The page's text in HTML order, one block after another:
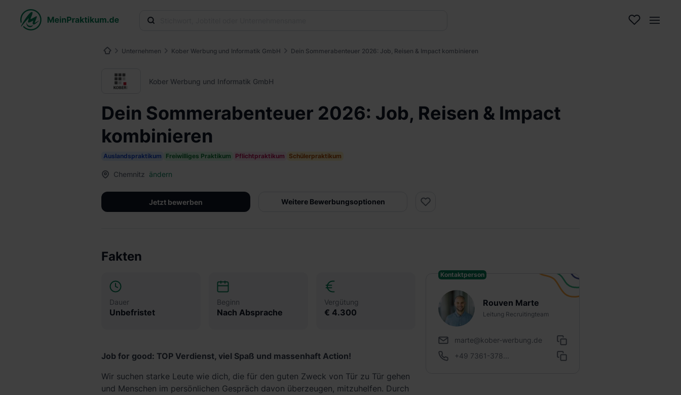
Unternehmen Kober Werbung und Informatik GmbH Dein Sommerabenteuer 2026: Job, Reisen & Impact kombinieren
Kober Werbung und Informatik GmbH
Dein Sommerabenteuer 2026: Job, Reisen & Impact
kombinieren
Auslandspraktikum Freiwilliges Praktikum Pflichtpraktikum Schülerpraktikum
Chemnitz ändern
Jetzt bewerben Weitere Bewerbungsoptionen
Fakten
Dauer
Unbefristet
Beginn
Nach Absprache
Vergütung
€ 4.300
Job for good: TOP Verdienst, viel Spaß und massenhaft Action!
Wir suchen starke Leute wie dich, die für den guten Zweck von Tür zu Tür gehen
und Menschen im persönlichen Gespräch davon überzeugen, mitzuhelfen. Durch
Kontaktperson
Rouven Marte
Leitung Recruitingteam
marte@kober-werbung.de
+49 7361-378...